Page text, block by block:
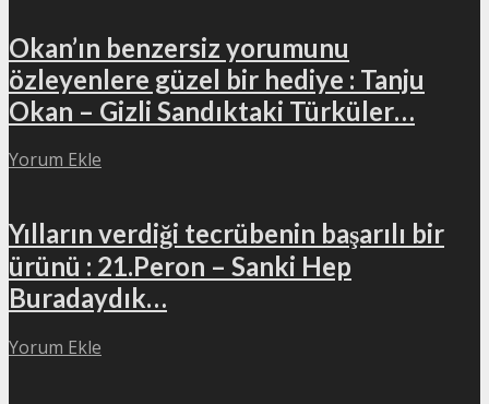
Okan’ın benzersiz yorumunu
özleyenlere güzel bir hediye : Tanju
Okan – Gizli Sandıktaki Türküler…
Yorum Ekle
Yılların verdiği tecrübenin başarılı bir
ürünü : 21.Peron – Sanki Hep
Buradaydık…
Yorum Ekle